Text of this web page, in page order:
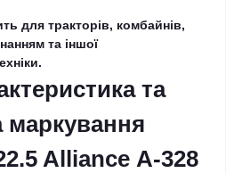
для тракторів, комбайнів,
та іншої
та
Alliance А-328